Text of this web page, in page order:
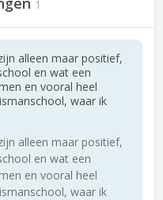
1
alleen maar positief,
en wat een
en vooral heel
waar ik
alleen maar positief,
en wat een
en vooral heel
waar ik